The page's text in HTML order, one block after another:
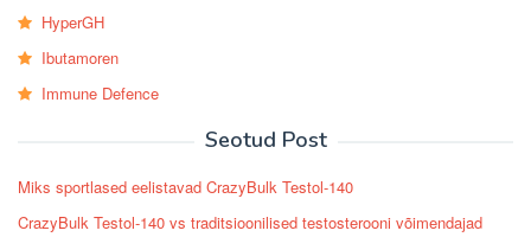
HyperGH
Ibutamoren
Immune Defence
Seotud Post
Miks sportlased eelistavad CrazyBulk Testol-140
CrazyBulk Testol-140 vs traditsioonilised testosterooni võimendajad